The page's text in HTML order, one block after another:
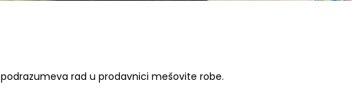
podrazumeva rad u prodavnici mešovite robe.